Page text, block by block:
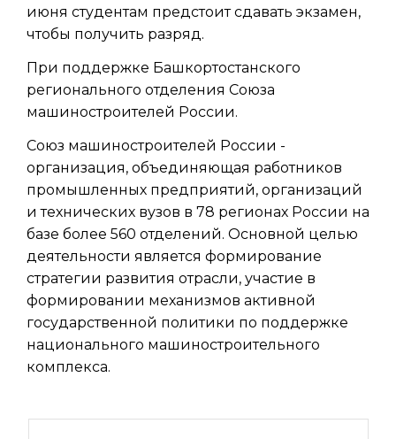
июня студентам предстоит сдавать экзамен,
чтобы получить разряд.
При поддержке Башкортостанского
регионального отделения Союза
машиностроителей России.
Союз машиностроителей России -
организация, объединяющая работников
промышленных предприятий, организаций
и технических вузов в 78 регионах России на
базе более 560 отделений. Основной целью
деятельности является формирование
стратегии развития отрасли, участие в
формировании механизмов активной
государственной политики по поддержке
национального машиностроительного
комплекса.